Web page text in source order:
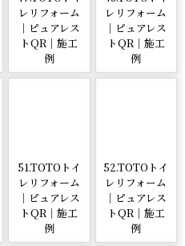
レリフォーム
｜ピュアレス
トQR｜施工
例
レリフォーム
｜ピュアレス
トQR｜施工
例
51.TOTOトイ
レリフォーム
｜ピュアレス
トQR｜施工
例
52.TOTOトイ
レリフォーム
｜ピュアレス
トQR｜施工
例